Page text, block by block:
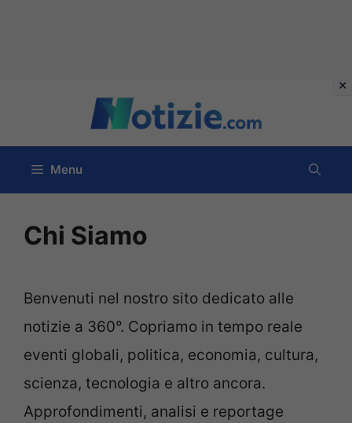
contenuto
Menu
Chi Siamo
Benvenuti nel nostro sito dedicato alle
notizie a 360°. Copriamo in tempo reale
eventi globali, politica, economia, cultura,
scienza, tecnologia e altro ancora.
Approfondimenti, analisi e reportage